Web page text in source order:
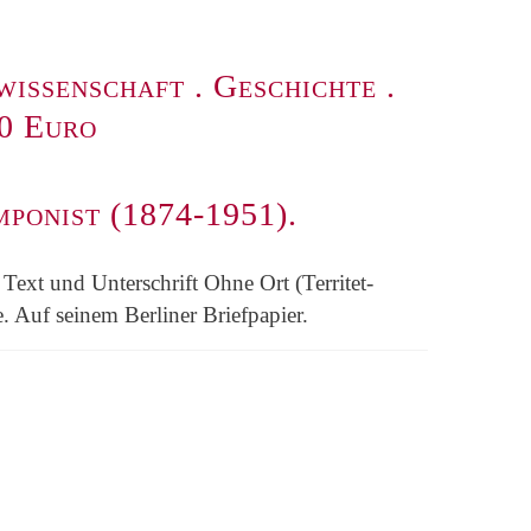
. Geschichte .
Euro
(1874-1951).
und Unterschrift Ohne Ort (Territet-
Auf seinem Berliner Briefpapier.